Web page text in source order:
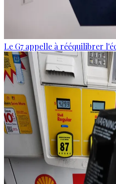
Le G7 appelle à rééquilibrer